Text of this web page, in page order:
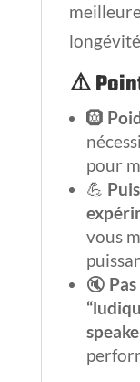
⚠️
🛞
pour
💪
vous
🔇